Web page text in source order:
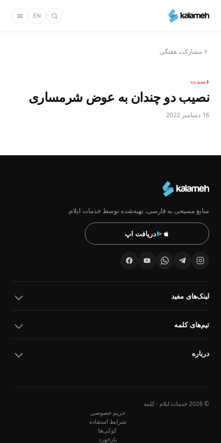
محتوای
EN
مشارکت هفتگی
قسمت
نصیب دو چندان به عوض شرمساری
16 دسامبر 2022
منابع مسیحی به فارسی، تهیه‌شده توسط خدمات ایلام.
دریافت اپ
لینک‌های مفید
تیم‌های کلمه
درباره
© 2026 خدمات ایلام · کلمه
حریم خصوصی
شرایط استفاده
کوکی‌ها
بازخورد
10